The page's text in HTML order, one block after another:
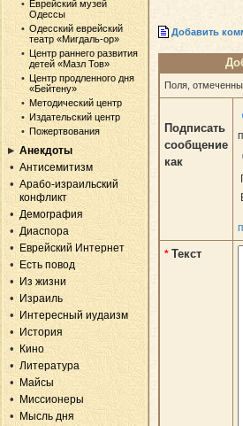
Еврейский музей
Одессы
Одесский еврейский
театр «Мигдаль-ор»
Центр раннего развития
детей «Мазл Тов»
Центр продленного дня
«Бейтену»
Методический центр
Издательский центр
Пожертвования
Анекдоты
Антисемитизм
Арабо-израильский
конфликт
Демография
Диаспора
Еврейский Интернет
Есть повод
Из жизни
Израиль
Интересный иудаизм
История
Кино
Литература
Майсы
Миссионеры
Мысль дня
Добавить
Поля,
Подписать
сообщение
как
* Текст